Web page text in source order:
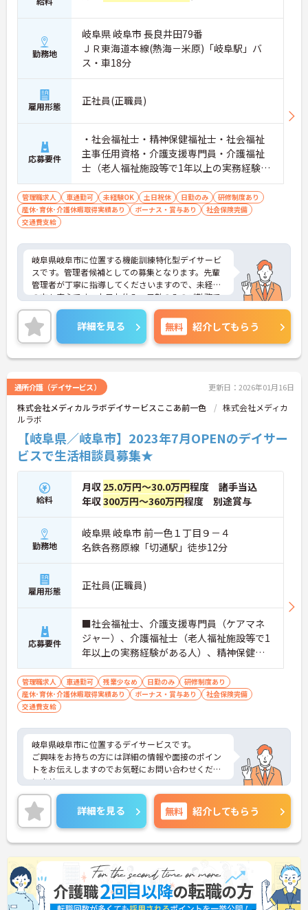
勤務地
岐阜県 岐阜市 長良井田79番
ＪＲ東海道本線(熱海－米原)「岐阜駅」バ
ス・車18分
雇用形態 正社員(正職員)
応募要件
・社会福祉士・精神保健福祉士・社会福祉
主事任用資格・介護支援専門員・介護福祉
士（老人福祉施設等で1年以上の実務経験が
ある人）いずれか ※老人福祉施設等で2年以
上の実務経験がある人 ※管理者未経験OK
管理職求人 車通勤可 未経験OK 土日祝休 日勤のみ
研修制度あり
産休･育休･介護休暇取得実績あり
ボーナス・賞与あり
社会保険完備
交通費支給
岐阜県岐阜市に位置する機能訓練特化型デイサービ
スです。管理者候補としての募集となります。先輩
管理者が丁寧に指導してくださいますので、未経験
の方も安心です。土日お休み、日勤のみのご勤務で
すので、生活リズムを整えやすく無理なくご勤務い
ただけます♪ご興味のある方には、面接対策ポイン
トなど、さらに詳細をお話しいたしますのでお気軽
にご相談ください！
詳細を見る 無料 紹介してもらう
通所介護（デイサービス） 更新日：2026年01月16日
株式会社メディカルラボデイサービスここあ前一色
株式会社メディカ
ルラボ
【岐阜県／岐阜市】2023年7月OPENのデイサー
ビスで生活相談員募集★
給料
月収 25.0万円～30.0万円程度 諸手当込
年収300万円～360万円程度 別途賞与
勤務地
岐阜県 岐阜市 前一色１丁目９－４
名鉄各務原線「切通駅」徒歩12分
雇用形態 正社員(正職員)
応募要件
■社会福祉士、介護支援専門員（ケアマネ
ジャー）、介護福祉士（老人福祉施設等で1
年以上の実務経験がある人）、精神保健福
祉士、社会福祉主事任用資格、介護職員初
任者研修（老人福祉施設等で1年以上の実務
経験がある人）のいずれかの資格をお持ち
管理職求人 車通勤可 残業少なめ 日勤のみ
研修制度あり
産休･育休･介護休暇取得実績あり
ボーナス・賞与あり
社会保険完備
交通費支給
岐阜県岐阜市に位置するデイサービスです。
ご興味をお持ちの方には詳細の情報や面接のポイン
トをお伝えしますのでお気軽にお問い合わせくださ
いませ。
詳細を見る 無料 紹介してもらう